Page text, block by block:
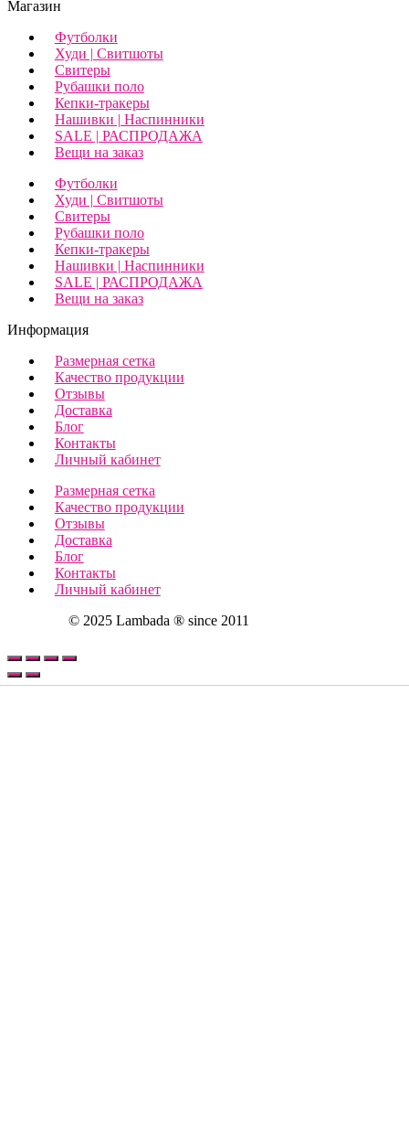
Магазин
Футболки
Худи | Свитшоты
Свитеры
Рубашки поло
Кепки-тракеры
Нашивки | Наспинники
SALE | РАСПРОДАЖА
Вещи на заказ
Футболки
Худи | Свитшоты
Свитеры
Рубашки поло
Кепки-тракеры
Нашивки | Наспинники
SALE | РАСПРОДАЖА
Вещи на заказ
Информация
Размерная сетка
Качество продукции
Отзывы
Доставка
Блог
Контакты
Личный кабинет
Размерная сетка
Качество продукции
Отзывы
Доставка
Блог
Контакты
Личный кабинет
© 2025 Lambada ® since 2011